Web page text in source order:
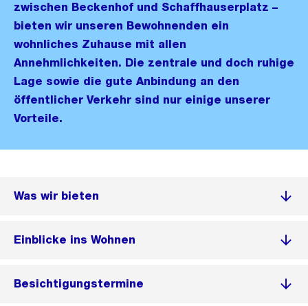
zwischen Beckenhof und Schaffhauserplatz –
bieten wir unseren Bewohnenden ein
wohnliches Zuhause mit allen
Annehmlichkeiten. Die zentrale und doch ruhige
Lage sowie die gute Anbindung an den
öffentlicher Verkehr sind nur einige unserer
Vorteile.
Was wir bieten
Einblicke ins Wohnen
Besichtigungstermine